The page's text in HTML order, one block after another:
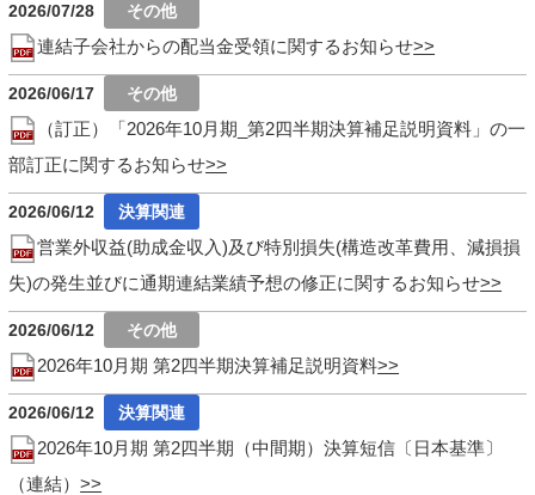
2026/07/28
連結子会社からの配当金受領に関するお知らせ
2026/06/17
（訂正）「2026年10月期_第2四半期決算補足説明資料」の一
部訂正に関するお知らせ
2026/06/12
営業外収益(助成金収入)及び特別損失(構造改革費用、減損損
失)の発生並びに通期連結業績予想の修正に関するお知らせ
2026/06/12
2026年10月期 第2四半期決算補足説明資料
2026/06/12
2026年10月期 第2四半期（中間期）決算短信〔日本基準〕
（連結）